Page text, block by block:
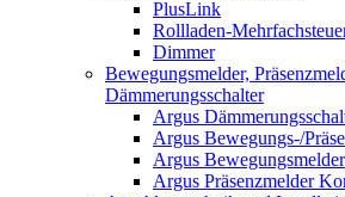
PlusLink
Rollladen-
Dimmer
Bewegungsmelder,
Dämmerungsschalter
Argus
Argus Bewegungs-/
Argus Bewegungsmelder
Argus Präsenzmelder